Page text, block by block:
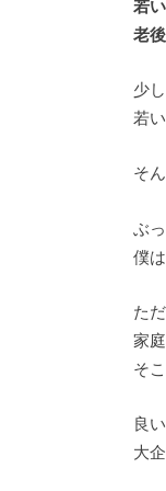
若
老
少
若
そ
ぶ
僕
ただ
家
そ
良
大